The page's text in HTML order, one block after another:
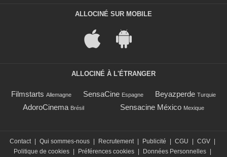
ALLOCINÉ SUR MOBILE
ALLOCINÉ À L'ÉTRANGER
Filmstarts Allemagne SensaCine Espagne Beyazperde Turquie
AdoroCinema Brésil Sensacine México Mexique
Contact | Qui sommes-nous | Recrutement | Publicité | CGU | CGV |
Politique de cookies | Préférences cookies | Données Personnelles |